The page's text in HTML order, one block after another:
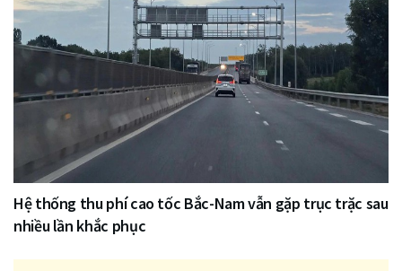
Hệ thống thu phí cao tốc Bắc-Nam vẫn gặp trục trặc sau
nhiều lần khắc phục